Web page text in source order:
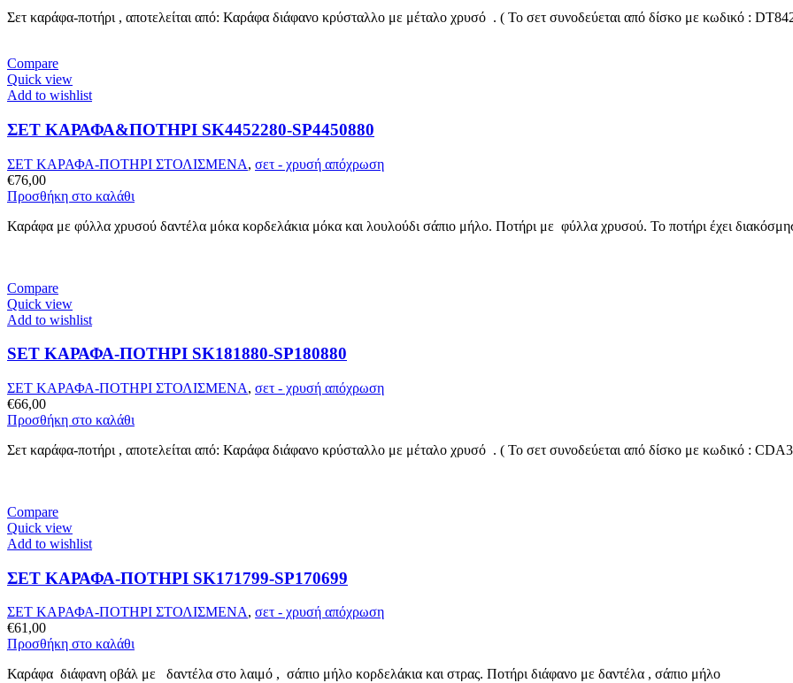
Σετ καράφα-ποτήρι , αποτελείται από: Καράφα διάφανο κρύσταλλο με μέταλο χρυσό . ( Το σετ συνοδεύεται από δίσκο με κωδικό :
Compare
Quick view
Add to wishlist
ΣΕΤ ΚΑΡΑΦΑ&ΠΟΤΗΡΙ SK4452280-SP4450880
ΣΕΤ ΚΑΡΑΦΑ-ΠΟΤΗΡΙ ΣΤΟΛΙΣΜΕΝΑ, σετ - χρυσή απόχρωση
€76,00
Προσθήκη στο καλάθι
Καράφα με φύλλα χρυσού δαντέλα μόκα κορδελάκια μόκα και λουλούδι σάπιο μήλο. Ποτήρι με φύλλα χρυσού. Το ποτήρι έχει
Compare
Quick view
Add to wishlist
SET ΚΑΡΑΦΑ-ΠΟΤΗΡΙ SK181880-SP180880
ΣΕΤ ΚΑΡΑΦΑ-ΠΟΤΗΡΙ ΣΤΟΛΙΣΜΕΝΑ, σετ - χρυσή απόχρωση
€66,00
Προσθήκη στο καλάθι
Σετ καράφα-ποτήρι , αποτελείται από: Καράφα διάφανο κρύσταλλο με μέταλο χρυσό . ( Το σετ συνοδεύεται από δίσκο με κωδικό :
Compare
Quick view
Add to wishlist
ΣΕΤ ΚΑΡΑΦΑ-ΠΟΤΗΡΙ SK171799-SP170699
ΣΕΤ ΚΑΡΑΦΑ-ΠΟΤΗΡΙ ΣΤΟΛΙΣΜΕΝΑ, σετ - χρυσή απόχρωση
€61,00
Προσθήκη στο καλάθι
Καράφα διάφανη οβάλ με δαντέλα στο λαιμό , σάπιο μήλο κορδελάκια και στρας. Ποτήρι διάφανο με δαντέλα , σάπιο μήλο